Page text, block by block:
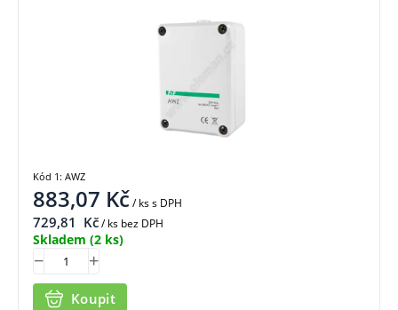
883,07 Kč/ kss DPH
729,81 Kč/ ks bez DPH
Skladem (2 ks)
Koupit
Kód 1: AWZ